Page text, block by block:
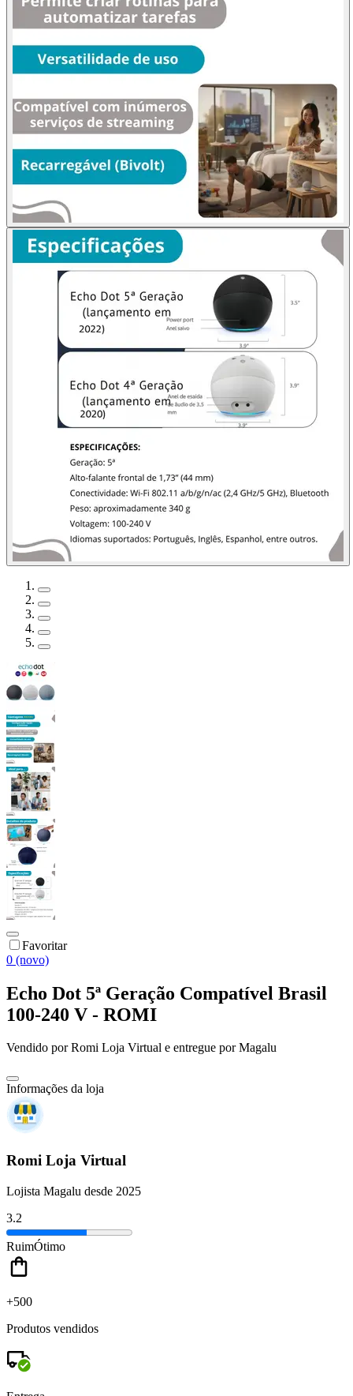
Favoritar
0 (novo)
Echo Dot 5ª Geração Compatível Brasil
100-240 V - ROMI
Vendido porRomi Loja Virtual e entregue por Magalu
Informações da loja
Romi Loja Virtual
Lojista Magalu desde 2025
3.2
RuimÓtimo
+500
Produtos vendidos